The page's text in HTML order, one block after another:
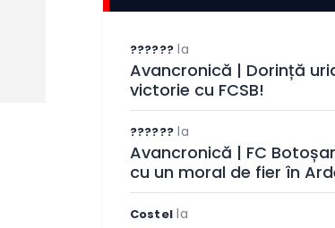
?????? la
Avancronică | Dorință
victorie cu FCSB!
?????? la
Avancronică | FC
cu un moral de fier în
Costel la